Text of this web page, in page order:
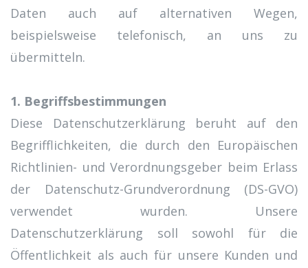
Daten auch auf alternativen Wegen,
beispielsweise telefonisch, an uns zu
übermitteln.
1. Begriffsbestimmungen
Diese Datenschutzerklärung beruht auf den
Begrifflichkeiten, die durch den Europäischen
Richtlinien- und Verordnungsgeber beim Erlass
der Datenschutz-Grundverordnung (DS-GVO)
verwendet wurden. Unsere
Datenschutzerklärung soll sowohl für die
Öffentlichkeit als auch für unsere Kunden und